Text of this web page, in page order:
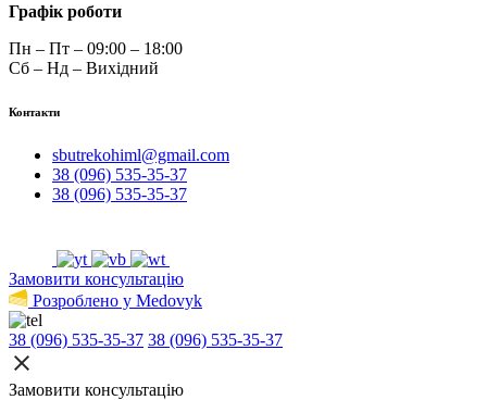
Графік роботи
Пн – Пт – 09:00 – 18:00
Сб – Нд – Вихідний
Контакти
sbutrekohiml@gmail.com
38 (096) 535-35-37
38 (096) 535-35-37
Замовити консультацію
Розроблено у Medovyk
38 (096) 535-35-37 38 (096) 535-35-37
Замовити консультацію